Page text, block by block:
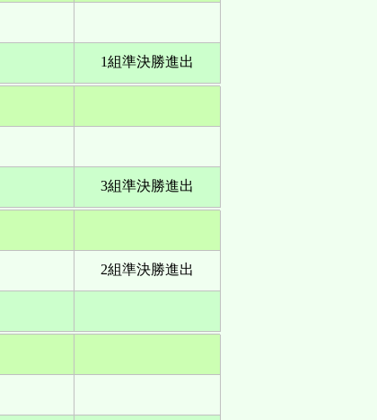
1組準決勝進出
3組準決勝進出
2組準決勝進出